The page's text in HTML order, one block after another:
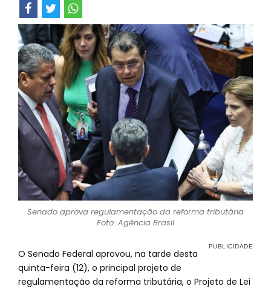
Senado aprova regulamentação da reforma tributária
Foto: Agência Brasil
O Senado Federal aprovou, na tarde desta
quinta-feira (12), o principal projeto de
regulamentação da reforma tributária, o Projeto de Lei